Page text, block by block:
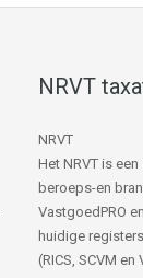
NRVT
NRVT
Het NRVT is
beroeps-en
VastgoedPRO
huidige
(RICS, SCVM en